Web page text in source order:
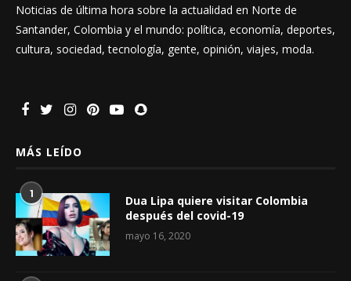
Noticias de última hora sobre la actualidad en Norte de
Santander, Colombia y el mundo: política, economía, deportes,
cultura, sociedad, tecnología, gente, opinión, viajes, moda.
MÁS LEÍDO
1
Dua Lipa quiere visitar Colombia
después del covid-19
mayo 16, 2020